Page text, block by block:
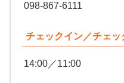
098-867-6111
チェックイン／チェッ
14:00／11:00